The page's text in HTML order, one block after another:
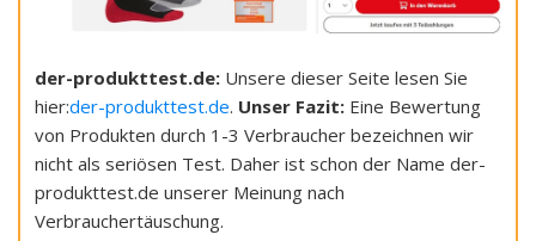
der-produkttest.de: Unsere dieser Seite lesen Sie
hier:der-produkttest.de. Unser Fazit: Eine Bewertung
von Produkten durch 1-3 Verbraucher bezeichnen wir
nicht als seriösen Test. Daher ist schon der Name der-
produkttest.de unserer Meinung nach
Verbrauchertäuschung.